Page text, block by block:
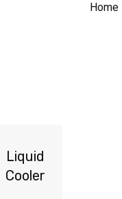
Home
Liquid
Cooler